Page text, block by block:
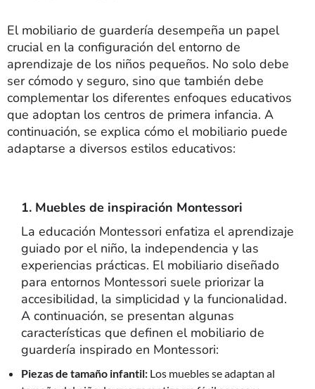
El mobiliario de guardería desempeña un papel
crucial en la configuración del entorno de
aprendizaje de los niños pequeños. No solo debe
ser cómodo y seguro, sino que también debe
complementar los diferentes enfoques educativos
que adoptan los centros de primera infancia. A
continuación, se explica cómo el mobiliario puede
adaptarse a diversos estilos educativos:
1. Muebles de inspiración Montessori
La educación Montessori enfatiza el aprendizaje
guiado por el niño, la independencia y las
experiencias prácticas. El mobiliario diseñado
para entornos Montessori suele priorizar la
accesibilidad, la simplicidad y la funcionalidad.
A continuación, se presentan algunas
características que definen el mobiliario de
guardería inspirado en Montessori:
Piezas de tamaño infantil: Los muebles se adaptan al